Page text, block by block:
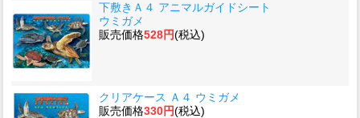
下敷きＡ４ アニマルガイドシート
ウミガメ
販売価格528円(税込)
クリアケース Ａ４ ウミガメ
販売価格330円(税込)